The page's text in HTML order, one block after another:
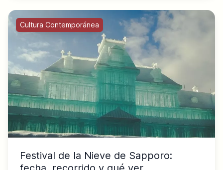
Cultura Contemporánea
Festival de la Nieve de Sapporo: